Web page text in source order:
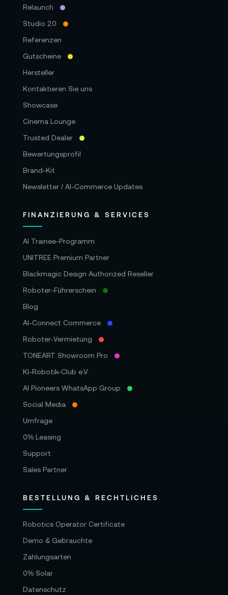
Relaunch
Studio 2.0
Referenzen
Gutscheine
Hersteller
Kontaktieren Sie uns
Showcase
Cinema Lounge
Trusted Dealer
Bewertungsprofil
Brand-Kit
Newsletter / AI-Commerce Updates
FINANZIERUNG & SERVICES
AI Trainee-Programm
UNITREE Premium Partner
Blackmagic Design Authorized Reseller
Roboter-Führerschein
Blog
AI-Connect Commerce
Roboter‑Vermietung
TONEART Showroom Pro
KI-Robotik-Club e.V.
AI Pioneers WhatsApp Group
Social Media
Umfrage
0% Leasing
Support
Sales Partner
BESTELLUNG & RECHTLICHES
Robotics Operator Certificate
Demo & Gebrauchte
Zahlungsarten
0% Solar
Datenschutz